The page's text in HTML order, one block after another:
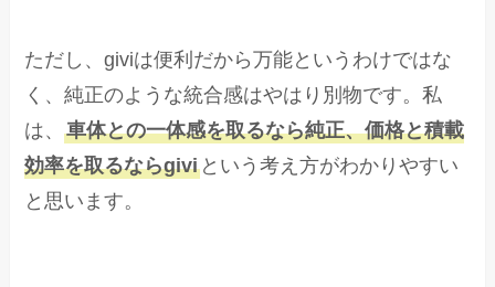
ただし、giviは便利だから万能というわけではな
く、純正のような統合感はやはり別物です。私
は、車体との一体感を取るなら純正、価格と積載
効率を取るならgivi という考え方がわかりやすい
と思います。